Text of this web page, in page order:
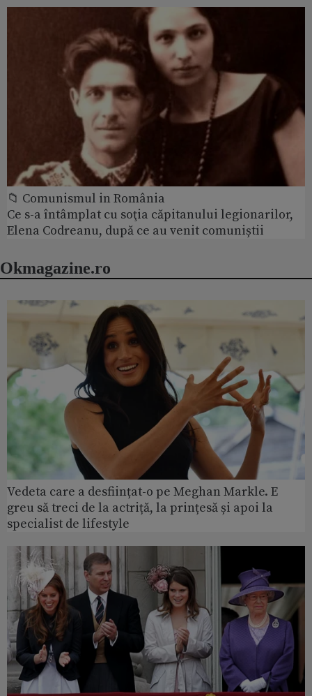
📁 Comunismul in România
Ce s-a întâmplat cu soţia căpitanului legionarilor,
Elena Codreanu, după ce au venit comuniștii
Okmagazine.ro
Vedeta care a desființat-o pe Meghan Markle. E
greu să treci de la actriță, la prințesă și apoi la
specialist de lifestyle